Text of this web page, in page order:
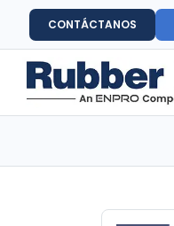
CONTÁCTANOS